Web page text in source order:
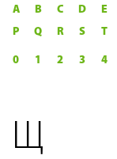
A B C D E
P
Q R S T
0 1 2 3 4
Щ